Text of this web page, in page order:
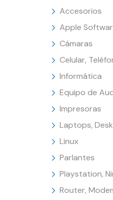
Accesorios
Apple
Cámaras
Celular,
Informática
Equipo de
Impresoras
Laptops,
Linux
Parlantes
Playstation,
Router,